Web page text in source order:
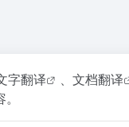
字翻译 、 文档翻译